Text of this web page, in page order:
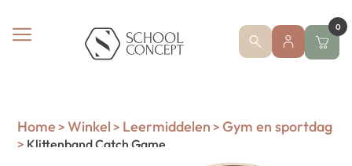
0
Home > Winkel > Leermiddelen > Gym en sportdag
> Klittenband Catch Game